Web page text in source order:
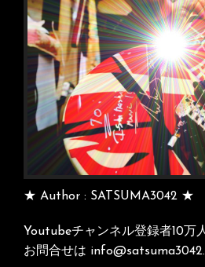
ン
★ Author : SATSUMA3042 ★
Youtubeチャンネル登録者10万
お問合せは